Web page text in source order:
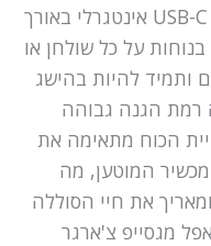
גודל קומפקטי והוא מגיע עם כבל USB-C אינטגרלי באורך
על כל שולחן או
ותמיד להיות בהישג
רמת הגנה גבוהה
הכוח מתאימה את
המוטען, מה
את חיי הסוללה
מגסייפ צ'ארגר